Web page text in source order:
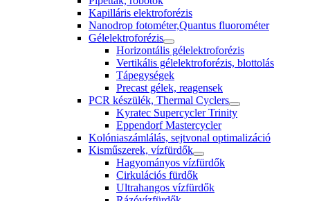
Kapilláris elektroforézis
Nanodrop fotométer,Quantus fluorométer
Gélelektroforézis
Horizontális gélelektroforézis
Vertikális gélelektroforézis, blottolás
Tápegységek
Precast gélek, reagensek
PCR készülék, Thermal Cyclers
Kyratec Supercycler Trinity
Eppendorf Mastercycler
Kolóniaszámlálás, sejtvonal optimalizáció
Kisműszerek, vízfürdők
Hagyományos vízfürdők
Cirkulációs fürdők
Ultrahangos vízfürdők